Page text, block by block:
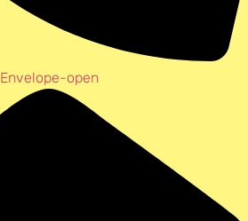
Envelope-open